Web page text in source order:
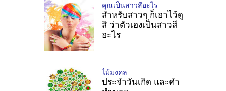
คุณเป็นสาวสีอะไร
สำหรับสาวๆ ก็เอาไว้ดู
สิ ว่าตัวเองเป็นสาวสี
อะไร
ไม้มงคล
ประจำวันเกิด และคำ